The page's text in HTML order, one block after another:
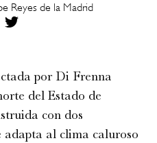
Reyes de la Madrid
por Di Frenna
del Estado de
con dos
adapta al clima caluroso